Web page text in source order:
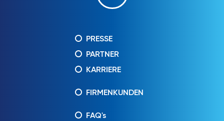
PRESSE
PARTNER
KARRIERE
FIRMENKUNDEN
FAQ's